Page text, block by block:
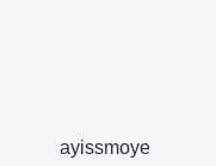
‎ayissmoye